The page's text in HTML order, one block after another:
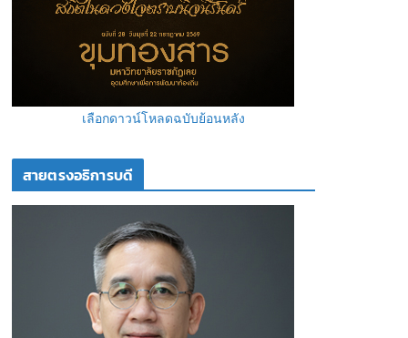
เลือกดาวน์โหลดฉบับย้อนหลัง
สายตรงอธิการบดี